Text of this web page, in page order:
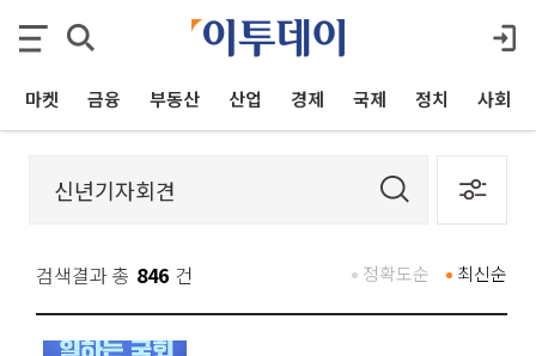
마켓 금융 부동산 산업 경제 국제 정치 사회
검색결과 총 846 건 최신순
정확도순